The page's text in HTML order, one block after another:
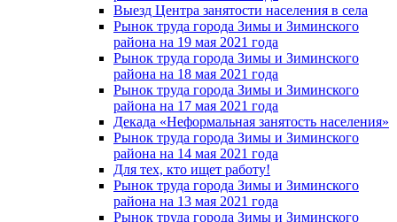
Выезд Центра занятости населения в села
Рынок труда города Зимы и Зиминского
района на 19 мая 2021 года
Рынок труда города Зимы и Зиминского
района на 18 мая 2021 года
Рынок труда города Зимы и Зиминского
района на 17 мая 2021 года
Декада «Неформальная занятость населения»
Рынок труда города Зимы и Зиминского
района на 14 мая 2021 года
Для тех, кто ищет работу!
Рынок труда города Зимы и Зиминского
района на 13 мая 2021 года
Рынок труда города Зимы и Зиминского